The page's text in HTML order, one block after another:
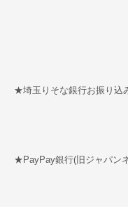
★埼玉りそな銀行お振り込
★PayPay銀行(旧ジャパン